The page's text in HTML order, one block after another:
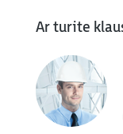
Ar turite